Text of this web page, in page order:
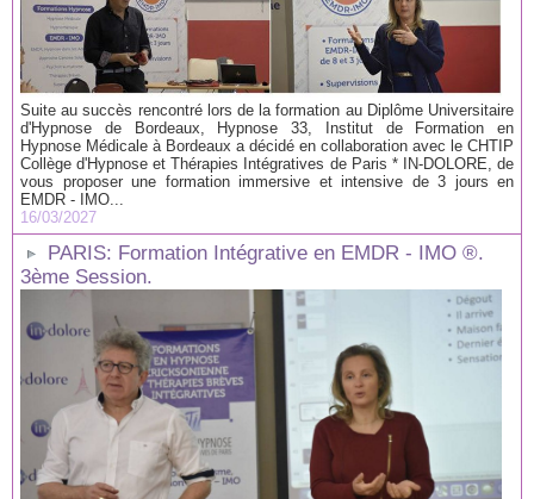
Suite au succès rencontré lors de la formation au Diplôme Universitaire
d'Hypnose de Bordeaux, Hypnose 33, Institut de Formation en
Hypnose Médicale à Bordeaux a décidé en collaboration avec le CHTIP
Collège d'Hypnose et Thérapies Intégratives de Paris * IN-DOLORE, de
vous proposer une formation immersive et intensive de 3 jours en
EMDR - IMO...
16/03/2027
PARIS: Formation Intégrative en EMDR - IMO ®.
3ème Session.